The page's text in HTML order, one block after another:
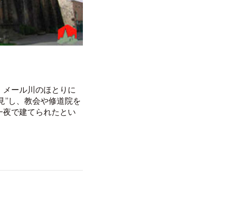
ール川のほとりに
”し、教会や修道院を
で建てられたとい